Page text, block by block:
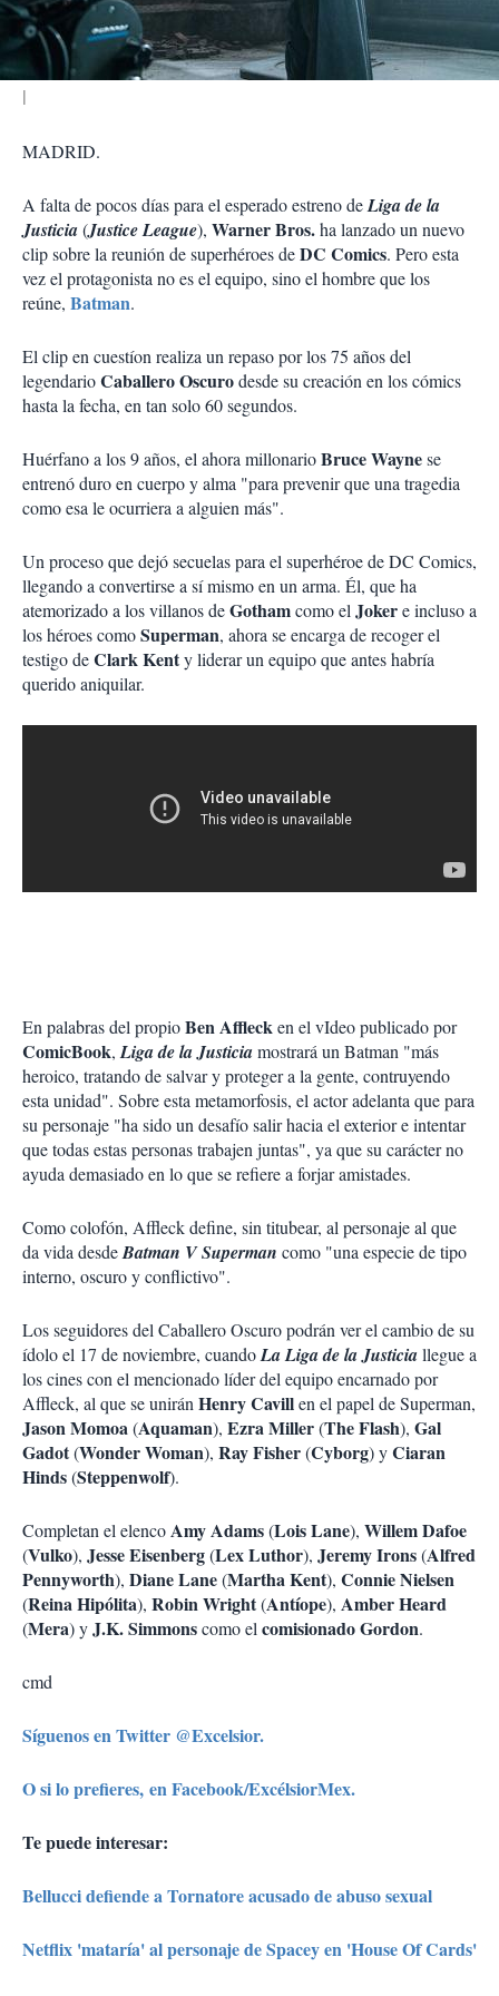
i
r
MADRID.
A falta de pocos días para el esperado estreno deLiga de la
Justicia(Justice League), Warner Bros.ha lanzado un nuevo
clip sobre la reunión de superhéroes deDC Comics. Pero esta
vez el protagonista no es el equipo, sino el hombre que los
reúne, Batman.
El clip en cuestíon realiza un repaso por los 75 años del
legendarioCaballero Oscurodesde su creación en los cómics
hasta la fecha, en tan solo 60 segundos.
Huérfano a los 9 años, el ahora millonarioBruce Waynese
entrenó duro en cuerpo y alma "para prevenir que una tragedia
como esa le ocurriera a alguien más".
Un proceso que dejó secuelas para el superhéroe de DC Comics,
llegando a convertirse a sí mismo en un arma. Él, que ha
atemorizado a los villanos deGothamcomo el Jokere incluso a
los héroes comoSuperman, ahora se encarga de recoger el
testigo deClark Kenty liderar un equipo que antes habría
querido aniquilar.
En palabras del propioBen Affleck en el vIdeo publicado por
ComicBook, Liga de la Justiciamostrará un Batman "más
heroico, tratando de salvar y proteger a la gente, contruyendo
esta unidad". Sobre esta metamorfosis, el actor adelanta que para
su personaje "ha sido un desafío salir hacia el exterior e intentar
que todas estas personas trabajen juntas", ya que su carácter no
ayuda demasiado en lo que se refiere a forjar amistades.
Como colofón, Affleck define, sin titubear, al personaje al que
da vida desdeBatman V Superman como "una especie de tipo
interno, oscuro y conflictivo".
Los seguidores del Caballero Oscuro podrán ver el cambio de su
ídolo el 17 de noviembre, cuandoLa Liga de la Justiciallegue a
los cines con el mencionado líder del equipo encarnado por
Affleck, al que se unirán Henry Cavillen el papel de Superman,
Jason Momoa (Aquaman), Ezra Miller(The Flash), Gal
Gadot(Wonder Woman), Ray Fisher(Cyborg) yCiaran
Hinds(Steppenwolf).
Completan el elenco Amy Adams(Lois Lane), Willem Dafoe
(Vulko), Jesse Eisenberg(Lex Luthor), Jeremy Irons(Alfred
Pennyworth), Diane Lane(Martha Kent), Connie Nielsen
(Reina Hipólita), Robin Wright(Antíope), Amber Heard
(Mera) yJ.K. Simmonscomo el comisionado Gordon.
cmd
Síguenos en Twitter @Excelsior.
O si lo prefieres, en Facebook/ExcélsiorMex.
Te puede interesar:
Bellucci defiende a Tornatore acusado de abuso sexual
Netflix 'mataría' al personaje de Spacey en 'House Of Cards'